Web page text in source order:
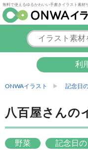
無料で使えるゆるかわいい手書きイラスト素材
利
ONWAイラスト 記念日
八百屋さんの
野菜 記念日の